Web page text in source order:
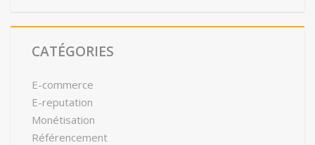
CATÉGORIES
E-commerce
E-reputation
Monétisation
Référencement